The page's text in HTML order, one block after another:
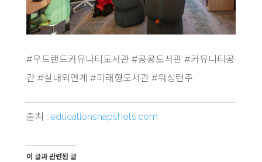
#우드랜드커뮤니티도서관 #공공도서관 #커뮤니티공
간 #실내외연계 #미래형도서관 #워싱턴주
출처 : educationsnapshots.com
이 글과 관련된 글